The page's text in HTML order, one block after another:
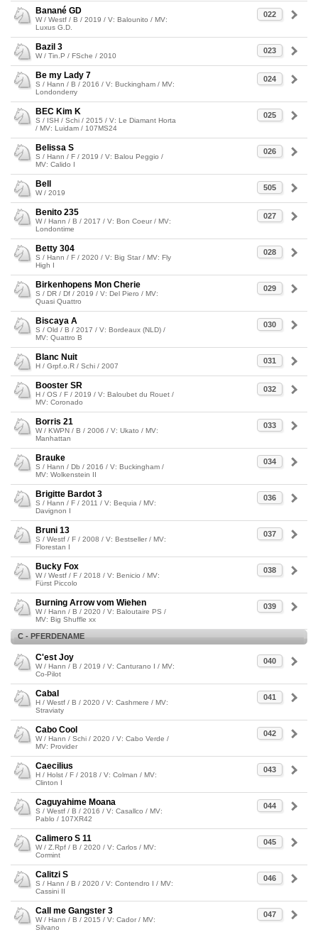
022
Banané GD
W / Westf / B / 2019 / V: Balounito / MV:
Luxus G.D.
023
Bazil 3
W / Tin.P / FSche / 2010
024
Be my Lady 7
S / Hann / B / 2016 / V: Buckingham / MV:
Londonderry
025
BEC Kim K
S / ISH / Schi / 2015 / V: Le Diamant Horta
/ MV: Luidam / 107MS24
026
Belissa S
S / Hann / F / 2019 / V: Balou Peggio /
MV: Calido I
505
Bell
W / 2019
027
Benito 235
W / Hann / B / 2017 / V: Bon Coeur / MV:
Londontime
028
Betty 304
S / Hann / F / 2020 / V: Big Star / MV: Fly
High I
029
Birkenhopens Mon Cherie
S / DR / Df / 2019 / V: Del Piero / MV:
Quasi Quattro
030
Biscaya A
S / Old / B / 2017 / V: Bordeaux (NLD) /
MV: Quattro B
031
Blanc Nuit
H / Grpf.o.R / Schi / 2007
032
Booster SR
H / OS / F / 2019 / V: Baloubet du Rouet /
MV: Coronado
033
Borris 21
W / KWPN / B / 2006 / V: Ukato / MV:
Manhattan
034
Brauke
S / Hann / Db / 2016 / V: Buckingham /
MV: Wolkenstein II
036
Brigitte Bardot 3
S / Hann / F / 2011 / V: Bequia / MV:
Davignon I
037
Bruni 13
S / Westf / F / 2008 / V: Bestseller / MV:
Florestan I
038
Bucky Fox
W / Westf / F / 2018 / V: Benicio / MV:
Fürst Piccolo
039
Burning Arrow vom Wiehen
W / Hann / B / 2020 / V: Baloutaire PS /
MV: Big Shuffle xx
C - PFERDENAME
040
C'est Joy
W / Hann / B / 2019 / V: Canturano I / MV:
Co-Pilot
041
Cabal
H / Westf / B / 2020 / V: Cashmere / MV:
Straviaty
042
Cabo Cool
W / Hann / Schi / 2020 / V: Cabo Verde /
MV: Provider
043
Caecilius
H / Holst / F / 2018 / V: Colman / MV:
Clinton I
044
Caguyahime Moana
S / Westf / B / 2016 / V: Casallco / MV:
Pablo / 107XR42
045
Calimero S 11
W / Z.Rpf / B / 2020 / V: Carlos / MV:
Cormint
046
Calitzi S
S / Hann / B / 2020 / V: Contendro I / MV:
Cassini II
047
Call me Gangster 3
W / Hann / B / 2015 / V: Cador / MV:
Silvano